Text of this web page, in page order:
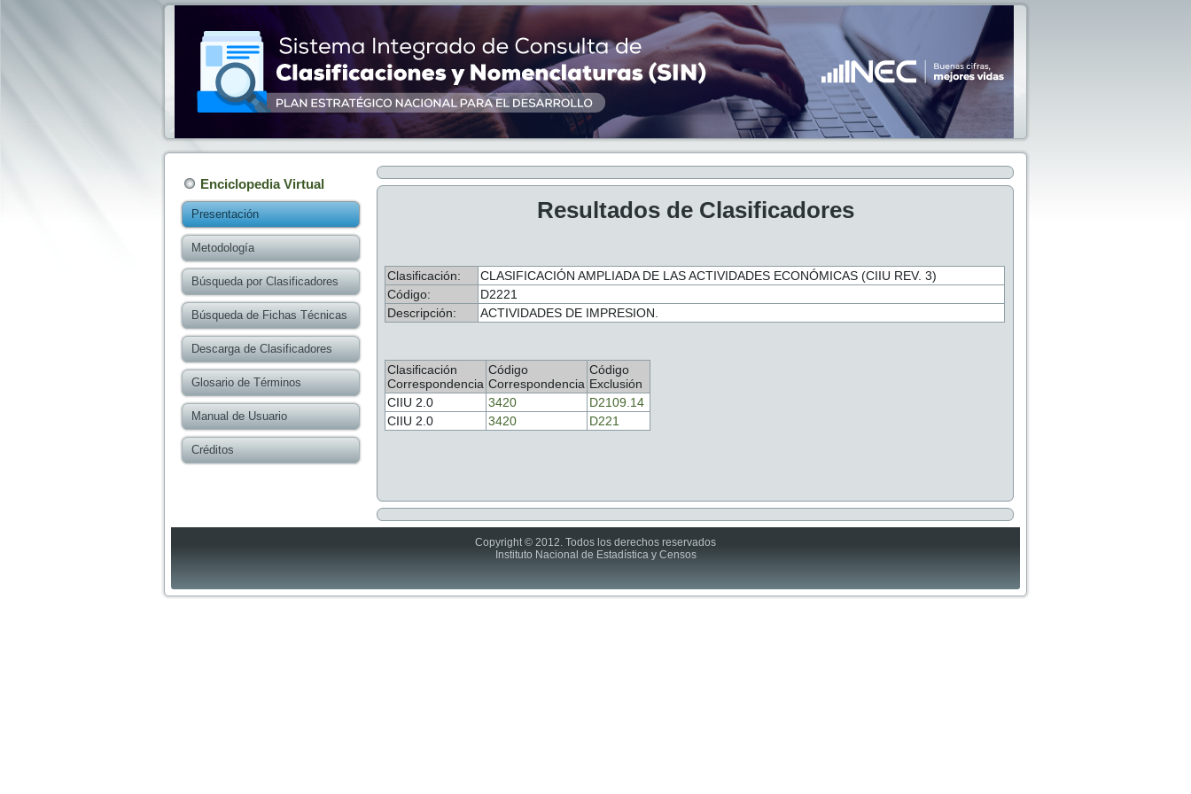
Enciclopedia Virtual
Presentación
Metodología
Búsqueda por Clasificadores
Búsqueda de Fichas Técnicas
Descarga de Clasificadores
Glosario de Términos
Manual de Usuario
Créditos
Resultados de Clasificadores
Clasificación:
CLASIFICACIÓN AMPLIADA DE LAS ACTIVIDADES ECONÓMICAS (CIIU REV. 3)
Código:
D2221
Descripción:
ACTIVIDADES DE IMPRESION.
Clasificación
Correspondencia
Código
Correspondencia
Código
Exclusión
CIIU 2.0
3420
D2109.14
CIIU 2.0
3420 D221
Copyright © 2012. Todos los derechos reservados
Instituto Nacional de Estadística y Censos